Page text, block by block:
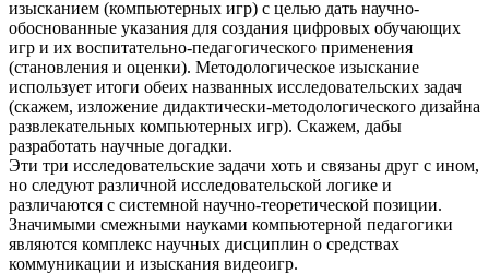
изысканием (компьютерных игр) с целью дать научно-
обоснованные указания для создания цифровых обучающих
игр и их воспитательно-педагогического применения
(становления и оценки). Методологическое изыскание
использует итоги обеих названных исследовательских задач
(скажем, изложение дидактически-методологического дизайна
развлекательных компьютерных игр). Скажем, дабы
разработать научные догадки.
Эти три исследовательские задачи хоть и связаны друг с ином,
но следуют различной исследовательской логике и
различаются с системной научно-теоретической позиции.
Значимыми смежными науками компьютерной педагогики
являются комплекс научных дисциплин о средствах
коммуникации и изыскания видеоигр.